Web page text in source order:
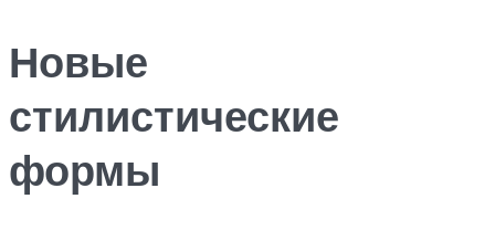
Новые
стилистические
формы